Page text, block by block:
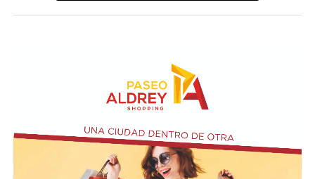
10 a 12 en la Biblioteca de Autores Marplatenses,
ubicada en el primer piso del edificio.
En relación al Ciclo Mes de la Niñez, este viernes 7 de
agosto a las 17:30 se presentarán “Los cuentos de